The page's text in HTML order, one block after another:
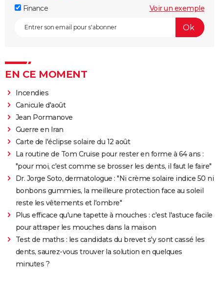
Finance Voir un exemple
EN CE MOMENT
Incendies
Canicule d'août
Jean Pormanove
Guerre en Iran
Carte de l'éclipse solaire du 12 août
La routine de Tom Cruise pour rester en forme à 64 ans :
"pour moi, c'est comme se brosser les dents, il faut le faire"
Dr. Jorge Soto, dermatologue : "Ni crème solaire indice 50 ni
bonbons gummies, la meilleure protection face au soleil
reste les vêtements et l'ombre"
Plus efficace qu'une tapette à mouches : c'est l'astuce facile
pour attraper les mouches dans la maison
Test de maths : les candidats du brevet s'y sont cassé les
dents, saurez-vous trouver la solution en quelques
minutes ?